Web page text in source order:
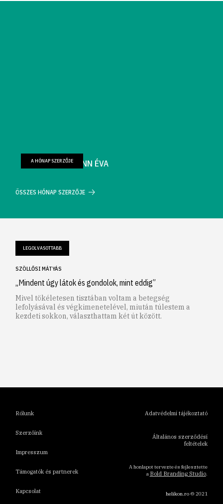
FARKAS WELLMANN ÉVA
A HÓNAP SZERZŐJE
ÖSSZES HÓNAP SZERZŐJE
LEGOLVASOTTABB
SZÖLLŐSI MÁTYÁS
„Mindent úgy látok és gondolok, mint eddig”
Mivel tökéletesen tisztában voltam a betegség
lefolyásával és végkimenetelével, miután túlestem a
kezdeti sokkon, választhattam két út között.
Rólunk
Szerzőink
Impresszum
Támogatók és partnerek
Kapcsolat
Adatvédelmi tájékoztató
Általános szerződési
feltételek
A honlapot tervezte és fejlesztette
a Bold Branding Studio.
helikon.ro© 2021